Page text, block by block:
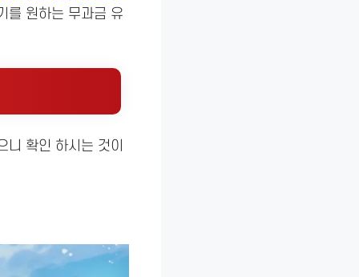
를 원하는 무과금 유
확인 하시는 것이